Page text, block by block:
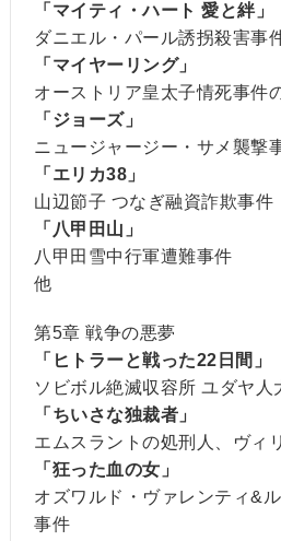
「マイティ・ハート 愛と絆」
ダニエル・パール誘拐殺害事
「マイヤーリング」
オーストリア皇太子情死事件
「ジョーズ」
ニュージャージー・サメ襲撃
「エリカ38」
山辺節子 つなぎ融資詐欺事件
「八甲田山」
八甲田雪中行軍遭難事件
他
第5章 戦争の悪夢
「ヒトラーと戦った22日間」
ソビボル絶滅収容所 ユダヤ人
「ちいさな独裁者」
エムスラントの処刑人、ヴィ
「狂った血の女」
オズワルド・ヴァレンティ&
事件